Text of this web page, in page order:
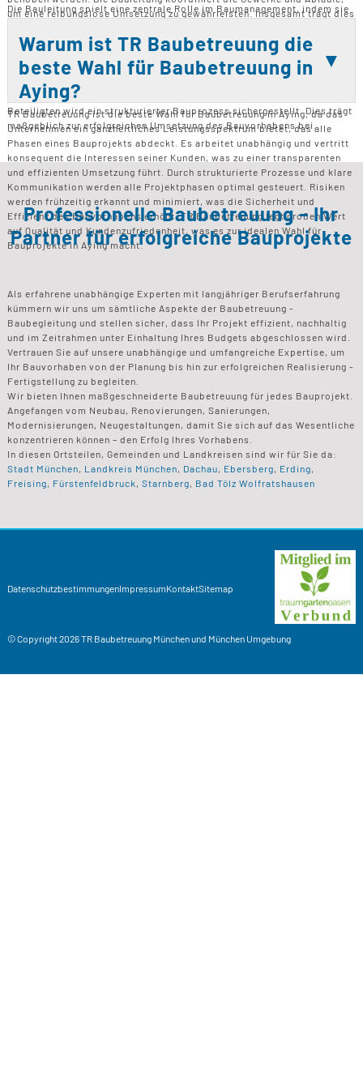
um eine reibungslose Umsetzung zu gewährleisten. Insgesamt trägt dies
Die Bauleitung spielt eine zentrale Rolle im Baumanagement, indem sie
übernimmt. Sie koordiniert die verschiedenen Gewerke, Termine und
Prozesse, um einen reibungslosen Bauablauf zu gewährleisten. Die
Bauleitung sorgt dafür, dass alle Beteiligten effizient
zusammenarbeiten und die festgelegten Zeitpläne eingehalten werden.
Durch die aktive Steuerung der Kommunikation zwischen den
Beteiligten wird ein strukturierter Bauprozess sichergestellt. Dies trägt
maßgeblich zur erfolgreichen Umsetzung des Bauvorhabens bei.
Warum ist TR Baubetreuung die
beste Wahl für Baubetreuung in
Aying?
TR Baubetreuung ist die beste Wahl für Baubetreuung in Aying, da das
Unternehmen ein ganzheitliches Leistungsspektrum bietet, das alle
Phasen eines Bauprojekts abdeckt. Es arbeitet unabhängig und vertritt
konsequent die Interessen seiner Kunden, was zu einer transparenten
und effizienten Umsetzung führt. Durch strukturierte Prozesse und klare
Kommunikation werden alle Projektphasen optimal gesteuert. Risiken
werden frühzeitig erkannt und minimiert, was die Sicherheit und
Effizienz des Bauvorhabens erhöht. TR Baubetreuung legt großen Wert
auf Qualität und Kundenzufriedenheit, was es zur idealen Wahl für
Bauprojekte in Aying macht.
Professionelle Baubetreuung – Ihr
Partner für erfolgreiche Bauprojekte
Als erfahrene unabhängige Experten mit langjähriger Berufserfahrung
kümmern wir uns um sämtliche Aspekte der Baubetreuung -
Baubegleitung und stellen sicher, dass Ihr Projekt effizient, nachhaltig
und im Zeitrahmen unter Einhaltung Ihres Budgets abgeschlossen wird.
Vertrauen Sie auf unsere unabhängige und umfangreiche Expertise, um
Ihr Bauvorhaben von der Planung bis hin zur erfolgreichen Realisierung -
Fertigstellung zu begleiten.
Wir bieten Ihnen maßgeschneiderte Baubetreuung für jedes Bauprojekt.
Angefangen vom Neubau, Renovierungen, Sanierungen,
Modernisierungen, Neugestaltungen, damit Sie sich auf das Wesentliche
konzentrieren können – den Erfolg Ihres Vorhabens.
In diesen Ortsteilen, Gemeinden und Landkreisen sind wir für Sie da:
Stadt München, Landkreis München, Dachau, Ebersberg, Erding,
Freising, Fürstenfeldbruck, Starnberg, Bad Tölz Wolfratshausen
DatenschutzbestimmungenImpressumKontaktSitemap
© Copyright 2026TR BaubetreuungMünchen und München Umgebung